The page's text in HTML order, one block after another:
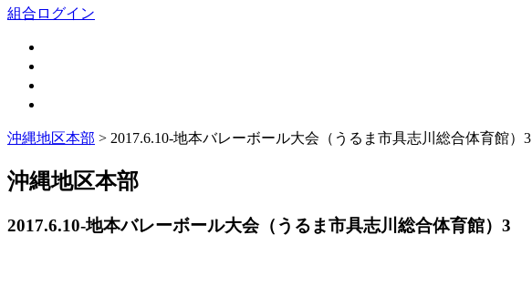
組合ログイン
沖縄地区本部 > 2017.6.10-地本バレーボール大会（うるま市具志川総合体育館）3
沖縄地区本部
2017.6.10-地本バレーボール大会（うるま市具志川総合体育館）3